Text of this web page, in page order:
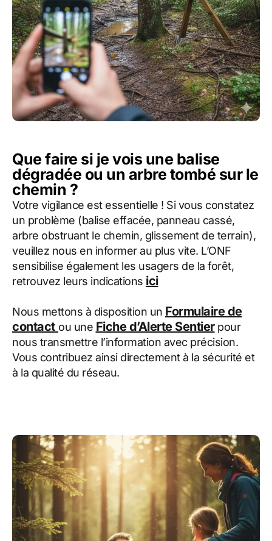
Que faire si je vois une balise
dégradée ou un arbre tombé sur le
chemin ?
Votre vigilance est essentielle ! Si vous constatez
un problème (balise effacée, panneau cassé,
arbre obstruant le chemin, glissement de terrain),
veuillez nous en informer au plus vite. L’ONF
sensibilise également les usagers de la forêt,
retrouvez leurs indications ici
Nous mettons à disposition un Formulaire de
contact ou une Fiche d’Alerte Sentierpour
nous transmettre l’information avec précision.
Vous contribuez ainsi directement à la sécurité et
à la qualité du réseau.